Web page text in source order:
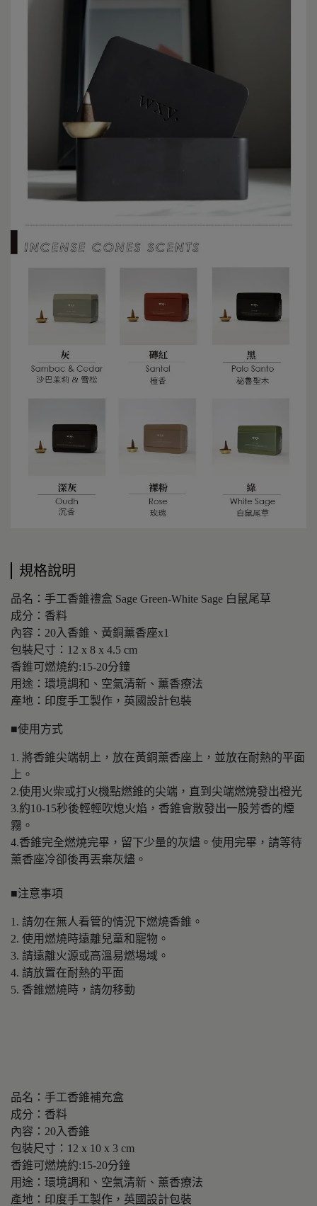
規格說明
品名：手工香錐禮盒 Sage Green-White Sage 白鼠尾草
成分：香料
內容：20入香錐、黃銅薰香座x1
包裝尺寸：12 x 8 x 4.5 cm
香錐可燃燒約:15-20分鐘
用途：環境調和、空氣清新、薰香療法
產地：印度手工製作，英國設計包裝
■使用方式
1. 將香錐尖端朝上，放在黃銅薰香座上，並放在耐熱的平面
上。
2.使用火柴或打火機點燃錐的尖端，直到尖端燃燒發出橙光
3.約10-15秒後輕輕吹熄火焰，香錐會散發出一股芳香的煙
霧。
4.香錐完全燃燒完畢，留下少量的灰燼。使用完畢，請等待
薰香座冷卻後再丟棄灰燼。
■注意事項
1. 請勿在無人看管的情況下燃燒香錐。
2. 使用燃燒時遠離兒童和寵物。
3. 請遠離火源或高溫易燃場域。
4. 請放置在耐熱的平面
5. 香錐燃燒時，請勿移動
品名：手工香錐補充盒
成分：香料
內容：20入香錐
包裝尺寸：12 x 10 x 3 cm
香錐可燃燒約:15-20分鐘
用途：環境調和、空氣清新、薰香療法
產地：印度手工製作，英國設計包裝